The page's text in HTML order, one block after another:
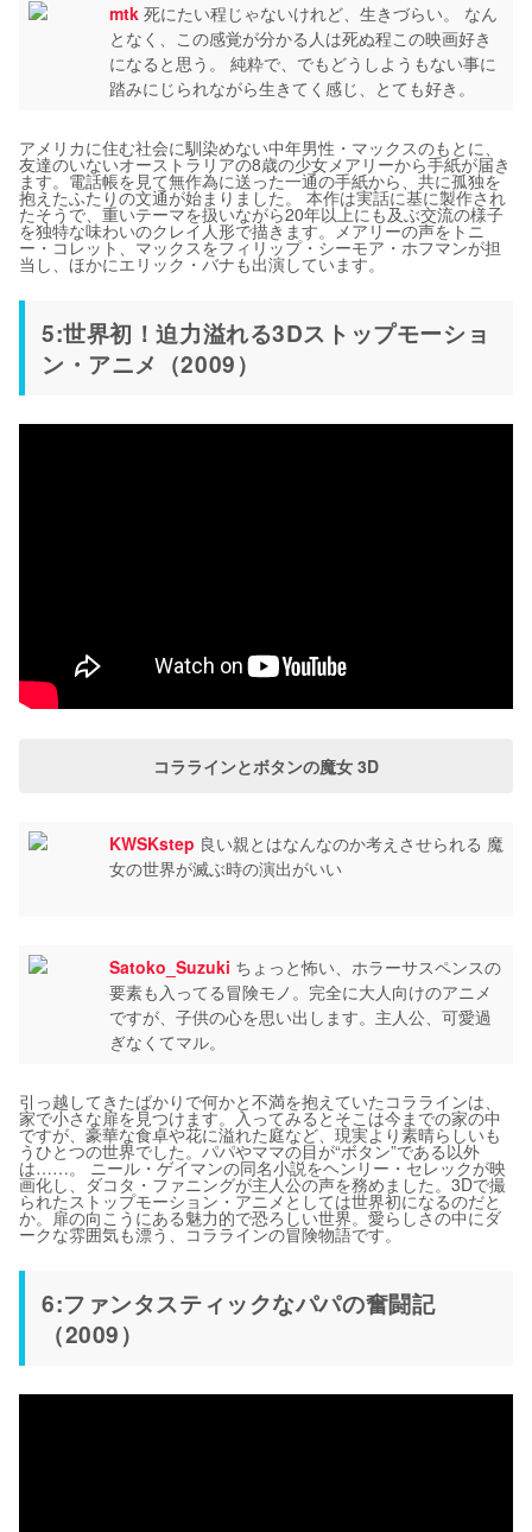
mtk 死にたい程じゃないけれど、生きづらい。 なん
となく、この感覚が分かる人は死ぬ程この映画好き
になると思う。 純粋で、でもどうしようもない事に
踏みにじられながら生きてく感じ、とても好き。
アメリカに住む社会に馴染めない中年男性・マックスのもとに、
友達のいないオーストラリアの8歳の少女メアリーから手紙が届き
ます。電話帳を見て無作為に送った一通の手紙から、共に孤独を
抱えたふたりの文通が始まりました。 本作は実話に基に製作され
たそうで、重いテーマを扱いながら20年以上にも及ぶ交流の様子
を独特な味わいのクレイ人形で描きます。メアリーの声をトニ
ー・コレット、マックスをフィリップ・シーモア・ホフマンが担
当し、ほかにエリック・バナも出演しています。
5:世界初！迫力溢れる3Dストップモーショ
ン・アニメ（2009）
コララインとボタンの魔女 3D
KWSKstep 良い親とはなんなのか考えさせられる 魔
女の世界が滅ぶ時の演出がいい
Satoko_Suzuki ちょっと怖い、ホラーサスペンスの
要素も入ってる冒険モノ。完全に大人向けのアニメ
ですが、子供の心を思い出します。主人公、可愛過
ぎなくてマル。
引っ越してきたばかりで何かと不満を抱えていたコララインは、
家で小さな扉を見つけます。入ってみるとそこは今までの家の中
ですが、豪華な食卓や花に溢れた庭など、現実より素晴らしいも
うひとつの世界でした。パパやママの目が“ボタン”である以外
は……。 ニール・ゲイマンの同名小説をヘンリー・セレックが映
画化し、ダコタ・ファニングが主人公の声を務めました。3Dで撮
られたストップモーション・アニメとしては世界初になるのだと
か。扉の向こうにある魅力的で恐ろしい世界。愛らしさの中にダ
ークな雰囲気も漂う、コララインの冒険物語です。
6:ファンタスティックなパパの奮闘記
（2009）